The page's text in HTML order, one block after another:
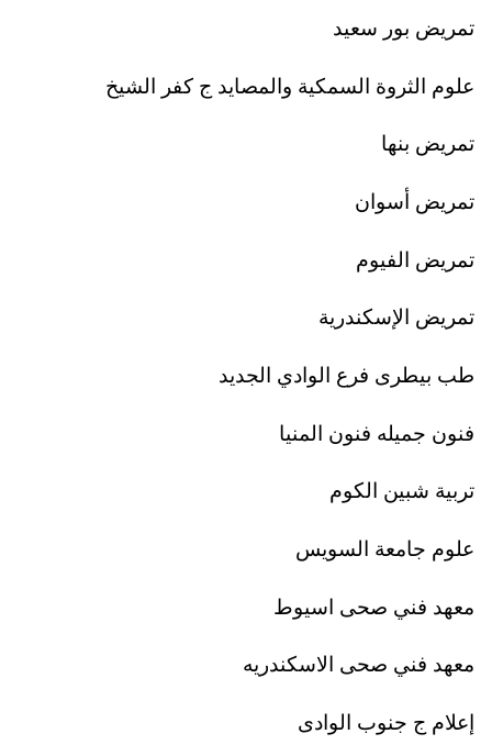
تمريض بور سعيد
علوم الثروة السمكية والمصايد ج كفر الشيخ
تمريض بنها
تمريض أسوان
تمريض الفيوم
تمريض الإسكندرية
طب بيطرى فرع الوادي الجديد
فنون جميله فنون المنيا
تربية شبين الكوم
علوم جامعة السويس
معهد فني صحى اسيوط
معهد فني صحى الاسكندريه
إعلام ج جنوب الوادى